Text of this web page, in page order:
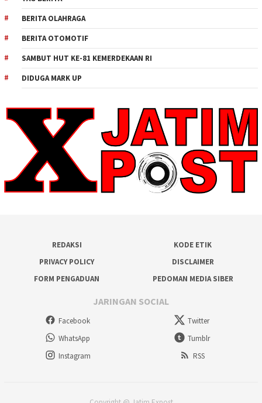
BERITA OLAHRAGA
BERITA OTOMOTIF
SAMBUT HUT KE-81 KEMERDEKAAN RI
DIDUGA MARK UP
REDAKSI
KODE ETIK
PRIVACY POLICY
DISCLAIMER
FORM PENGADUAN
PEDOMAN MEDIA SIBER
JARINGAN SOCIAL
Facebook
Twitter
WhatsApp
Tumblr
Instagram
RSS